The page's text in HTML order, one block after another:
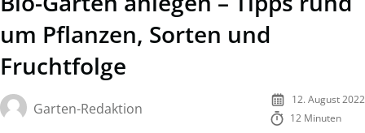
um Pflanzen, Sorten und
Fruchtfolge
Garten-Redaktion
12. August 2022
12 Minuten